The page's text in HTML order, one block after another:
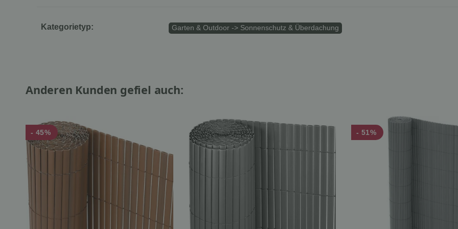
Kategorietyp: Garten & Outdoor -> Sonnenschutz & Überdachung
Anderen Kunden gefiel auch:
- 45% - 51%